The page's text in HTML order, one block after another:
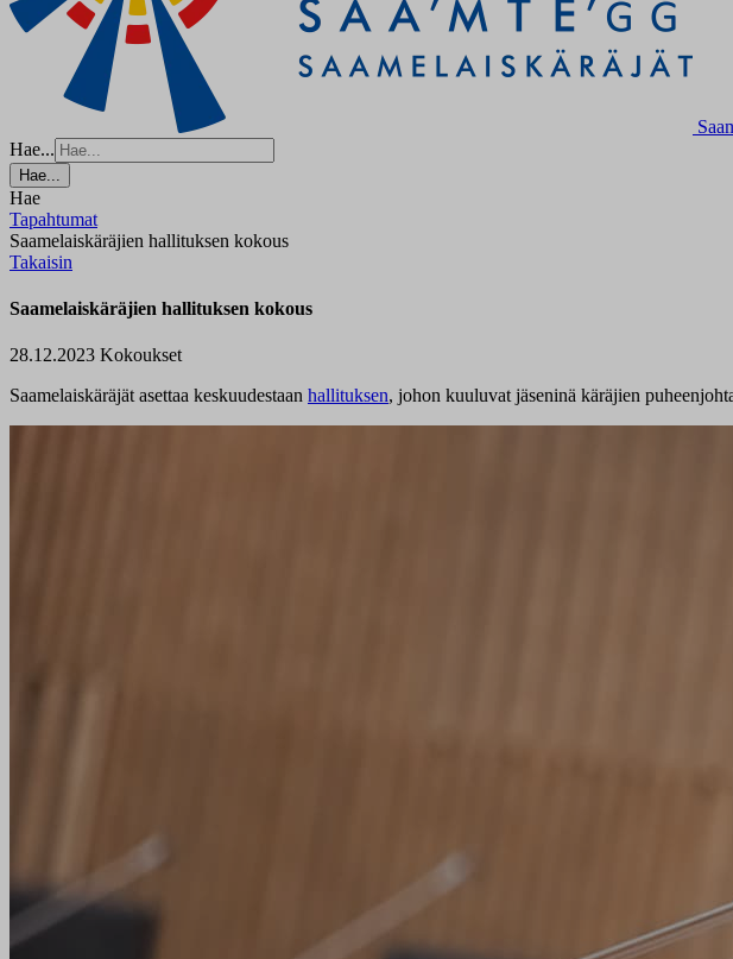
Hae...
Hae...
Hae
Tapahtumat
Saamelaiskäräjien hallituksen kokous
Takaisin
Saamelaiskäräjien hallituksen kokous
28.12.2023 Kokoukset
Saamelaiskäräjät asettaa keskuudestaan hallituksen, johon kuuluvat jäseninä käräjien